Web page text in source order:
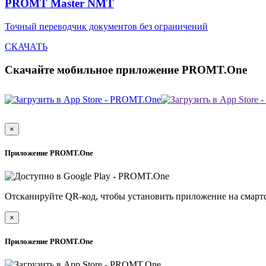
PROMT Master NMT
Точный переводчик документов без ограничений
СКАЧАТЬ
Скачайте мобильное приложение PROMT.One
×
Приложение PROMT.One
Отсканируйте QR-код, чтобы установить приложение на
×
Приложение PROMT.One